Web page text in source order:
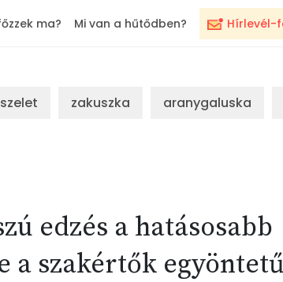
Hírlevél-
ma? Mi van a hűtődben?
zakuszka aranygaluska
edzés a hatásosabb
a szakértők egyöntetű